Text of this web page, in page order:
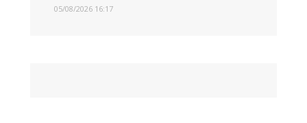
05/08/2026 16:17